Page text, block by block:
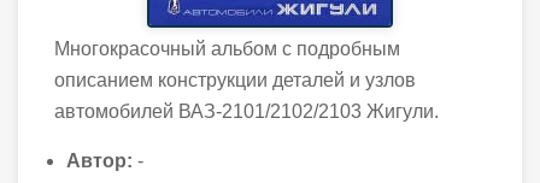
Многокрасочный альбом с подробным
описанием конструкции деталей и узлов
автомобилей ВАЗ-2101/2102/2103 Жигули.
Автор: -